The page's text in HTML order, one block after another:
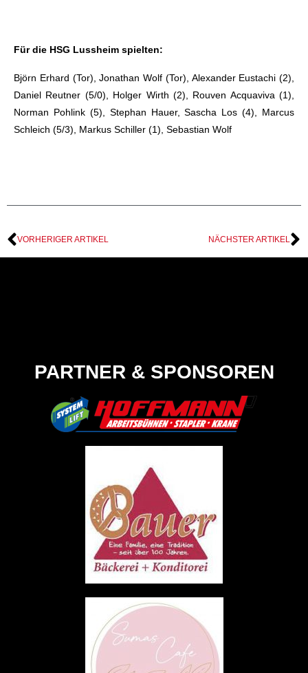
Für die HSG Lussheim spielten:
Björn Erhard (Tor), Jonathan Wolf (Tor), Alexander Eustachi (2),
Daniel Reutner (5/0), Holger Wirth (2), Rouven Acquaviva (1),
Norman Pohlink (5), Stephan Hauer, Sascha Los (4), Marcus
Schleich (5/3), Markus Schiller (1), Sebastian Wolf
VORHERIGER ARTIKEL NÄCHSTER ARTIKEL
PARTNER & SPONSOREN